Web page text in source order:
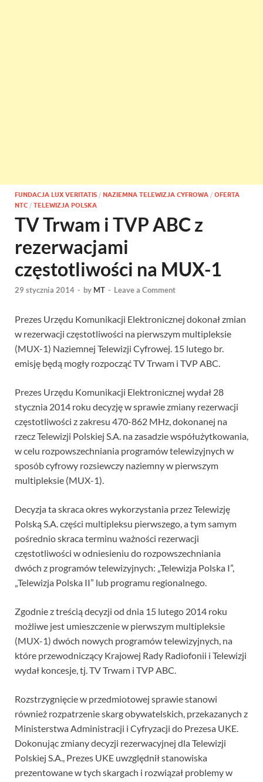
FUNDACJA LUX VERITATIS / NAZIEMNA TELEWIZJA CYFROWA / OFERTA
NTC / TELEWIZJA POLSKA
TV Trwam i TVP ABC z
rezerwacjami
częstotliwości na MUX-1
29 stycznia 2014 - by MT - Leave a Comment
Prezes Urzędu Komunikacji Elektronicznej dokonał zmian
w rezerwacji częstotliwości na pierwszym multipleksie
(MUX-1) Naziemnej Telewizji Cyfrowej. 15 lutego br.
emisję będą mogły rozpocząć TV Trwam i TVP ABC.
Prezes Urzędu Komunikacji Elektronicznej wydał 28
stycznia 2014 roku decyzję w sprawie zmiany rezerwacji
częstotliwości z zakresu 470-862 MHz, dokonanej na
rzecz Telewizji Polskiej S.A. na zasadzie współużytkowania,
w celu rozpowszechniania programów telewizyjnych w
sposób cyfrowy rozsiewczy naziemny w pierwszym
multipleksie (MUX-1).
Decyzja ta skraca okres wykorzystania przez Telewizję
Polską S.A. części multipleksu pierwszego, a tym samym
pośrednio skraca terminu ważności rezerwacji
częstotliwości w odniesieniu do rozpowszechniania
dwóch z programów telewizyjnych: „Telewizja Polska I”,
„Telewizja Polska II” lub programu regionalnego.
Zgodnie z treścią decyzji od dnia 15 lutego 2014 roku
możliwe jest umieszczenie w pierwszym multipleksie
(MUX-1) dwóch nowych programów telewizyjnych, na
które przewodniczący Krajowej Rady Radiofonii i Telewizji
wydał koncesje, tj. TV Trwam i TVP ABC.
Rozstrzygnięcie w przedmiotowej sprawie stanowi
również rozpatrzenie skarg obywatelskich, przekazanych z
Ministerstwa Administracji i Cyfryzacji do Prezesa UKE.
Dokonując zmiany decyzji rezerwacyjnej dla Telewizji
Polskiej S.A., Prezes UKE uwzględnił stanowiska
prezentowane w tych skargach i rozwiązał problemy w